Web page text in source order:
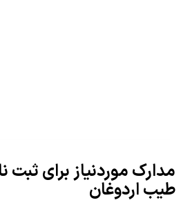
مدارک موردنیاز برای ثبت
طیب اردوغان